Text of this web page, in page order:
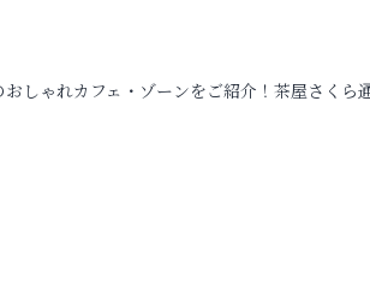
しゃれカフェ・ゾーンをご紹介！茶屋さくら